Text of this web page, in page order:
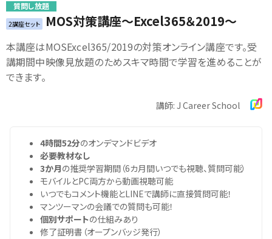
質問し放題
2講座セット MOS対策講座～Excel365＆2019～
本講座はMOSExcel365/2019の対策オンライン講座です。受
講期間中映像見放題のためスキマ時間で学習を進めることが
できます。
講師: J Career School
4時間52分のオンデマンドビデオ
必要教材なし
3か月の推奨学習期間（6カ月間いつでも視聴、質問可能）
モバイルとPC両方から動画視聴可能
いつでもコメント機能とLINEで講師に直接質問可能！
マンツーマンの会議での質問も可能！
個別サポートの仕組みあり
修了証明書（オープンバッジ発行）